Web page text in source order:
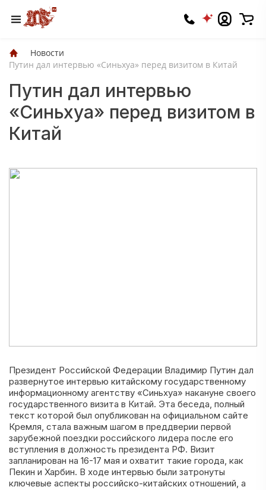
Новости
Путин дал интервью «Синьхуа» перед визитом в Китай
Путин дал интервью
«Синьхуа» перед визитом в
Китай
Президент Российской Федерации Владимир Путин дал
развернутое интервью китайскому государственному
информационному агентству «Синьхуа» накануне своего
государственного визита в Китай. Эта беседа, полный
текст которой был опубликован на официальном сайте
Кремля, стала важным шагом в преддверии первой
зарубежной поездки российского лидера после его
вступления в должность президента РФ. Визит
запланирован на 16-17 мая и охватит такие города, как
Пекин и Харбин. В ходе интервью были затронуты
ключевые аспекты российско-китайских отношений, а